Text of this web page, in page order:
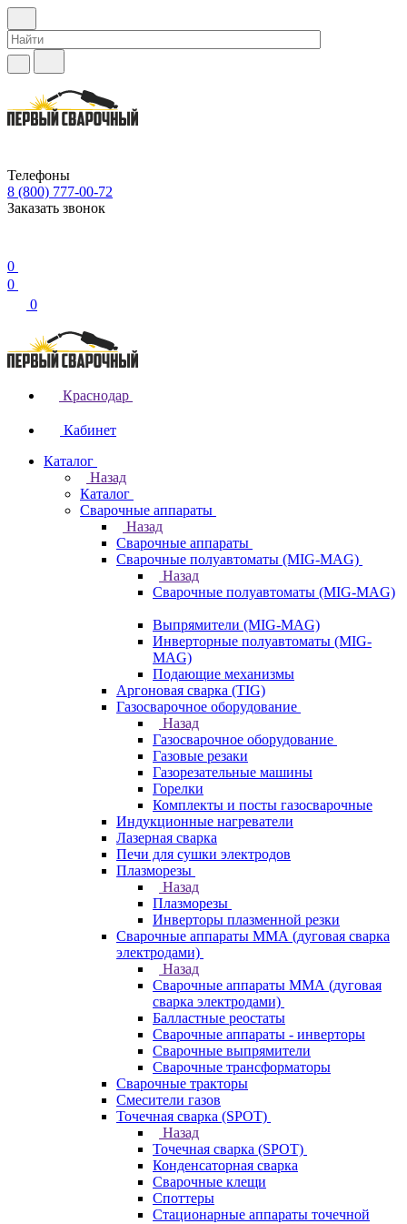
Телефоны
8 (800) 777-00-72
Заказать звонок
0
0
0
Краснодар
Кабинет
Каталог
Назад
Каталог
Сварочные аппараты
Назад
Сварочные аппараты
Сварочные полуавтоматы (MIG-MAG)
Назад
Сварочные полуавтоматы (MIG-MAG)
Выпрямители (MIG-MAG)
Инверторные полуавтоматы (MIG-
MAG)
Подающие механизмы
Аргоновая сварка (TIG)
Газосварочное оборудование
Назад
Газосварочное оборудование
Газовые резаки
Газорезательные машины
Горелки
Комплекты и посты газосварочные
Индукционные нагреватели
Лазерная сварка
Печи для сушки электродов
Плазморезы
Назад
Плазморезы
Инверторы плазменной резки
Сварочные аппараты ММА (дуговая сварка
электродами)
Назад
Сварочные аппараты ММА (дуговая
сварка электродами)
Балластные реостаты
Сварочные аппараты - инверторы
Сварочные выпрямители
Сварочные трансформаторы
Сварочные тракторы
Смесители газов
Точечная сварка (SPOT)
Назад
Точечная сварка (SPOT)
Конденсаторная сварка
Сварочные клещи
Споттеры
Стационарные аппараты точечной